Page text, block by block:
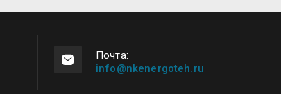
Почта:
info@nkenergoteh.ru